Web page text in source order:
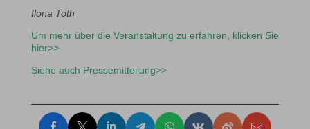
Ilona Toth
Um mehr über die Veranstaltung zu erfahren, klicken Sie
hier>>
Siehe auch Pressemitteilung>>